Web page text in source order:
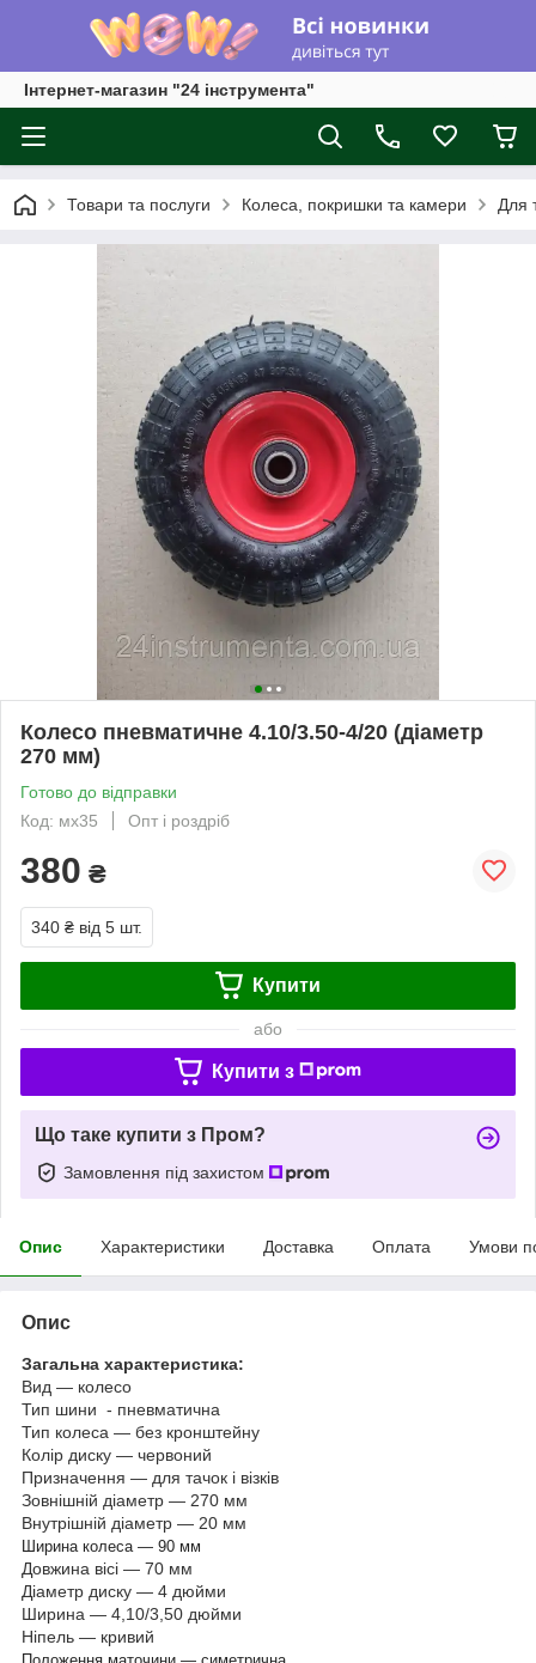
Інтернет-магазин "24 інструмента"
Товари та послуги Колеса, покришки та камери Для
Колесо пневматичне 4.10/3.50-4/20 (діаметр
270 мм)
Готово до відправки
Код: мх35
Опт і роздріб
380 ₴
340 ₴ від 5 шт.
Купити
або
Купити з
Що таке купити з Пром?
Замовлення під захистом
Опис Характеристики Доставка Оплата Умови
Опис
Загальна характеристика:
Вид — колесо
Тип шини - пневматична
Тип колеса — без кронштейну
Колір диску — червоний
Призначення — для тачок і візків
Зовнішній діаметр — 270 мм
Внутрішній діаметр — 20 мм
Ширина колеса — 90 мм
Довжина вісі — 70 мм
Діаметр диску — 4 дюйми
Ширина — 4,10/3,50 дюйми
Ніпель — кривий